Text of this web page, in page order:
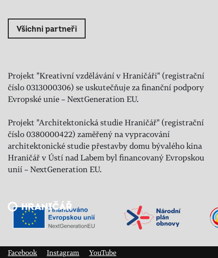
Všichni partneři
Projekt "Kreativní vzdělávání v Hraničáři" (registrační
číslo 0313000306) se uskutečňuje za finanční podpory
Evropské unie – NextGeneration EU.
Projekt "Architektonická studie Hraničář" (registrační
číslo 0380000422) zaměřený na vypracování
architektonické studie přestavby domu bývalého kina
Hraničář v Ústí nad Labem byl financovaný Evropskou
unií – NextGeneration EU.
Veřejný sál Hraničář, spolek
Facebook
Instagram
YouTube